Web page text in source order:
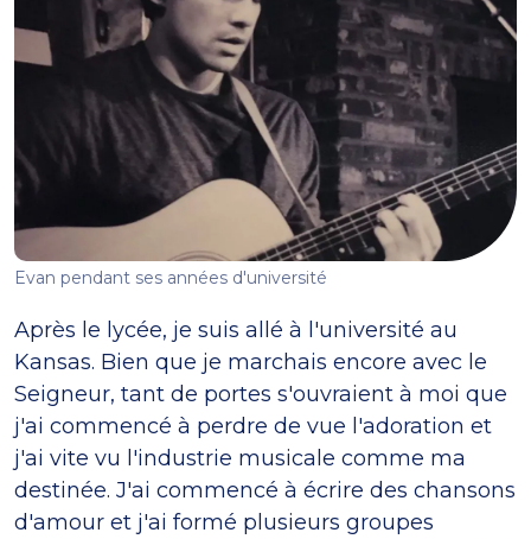
Evan pendant ses années d'université
Après le lycée, je suis allé à l'université au
Kansas. Bien que je marchais encore avec le
Seigneur, tant de portes s'ouvraient à moi que
j'ai commencé à perdre de vue l'adoration et
j'ai vite vu l'industrie musicale comme ma
destinée. J'ai commencé à écrire des chansons
d'amour et j'ai formé plusieurs groupes